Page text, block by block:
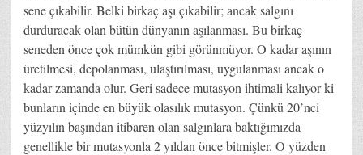
sene çıkabilir. Belki birkaç aşı çıkabilir; ancak salgını
durduracak olan bütün dünyanın aşılanması. Bu birkaç
seneden önce çok mümkün gibi görünmüyor. O kadar aşının
üretilmesi, depolanması, ulaştırılması, uygulanması ancak o
kadar zamanda olur. Geri sadece mutasyon ihtimali kalıyor ki
bunların içinde en büyük olasılık mutasyon. Çünkü 20’nci
yüzyılın başından itibaren olan salgınlara baktığımızda
genellikle bir mutasyonla 2 yıldan önce bitmişler. O yüzden